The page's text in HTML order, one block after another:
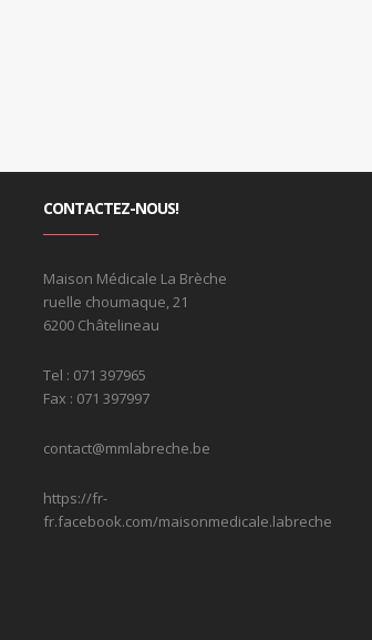
CONTACTEZ-NOUS!
Maison Médicale La Brèche
ruelle choumaque, 21
6200 Châtelineau
Tel : 071 397965
Fax : 071 397997
contact@mmlabreche.be
https://fr-
fr.facebook.com/maisonmedicale.labreche